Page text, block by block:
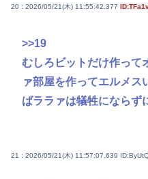
20 : 2026/05/21(木) 11:55:42.377
>>19
むしろビットだけ作って
ァ部屋を作ってエルメス
ばララァは犠牲にならず
21 : 2026/05/21(木) 11:57:07.639